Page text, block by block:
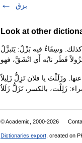
بزق
Look at other
وسِقَاءٌ فيه بَزْلٌ: يَتَبزَّلُ
وزَلَلْتَ يا فلان تَزِلُّ زَلِيلاً
© Academic, 2000-2026
Dictionaries export , created on